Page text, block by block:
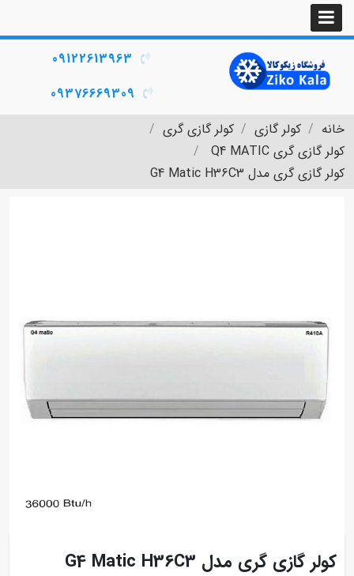
09122613963
09376669309
خانه
کولر گازی
کولر گازی گری
کولر گازی گری Q4 MATIC
کولر گازی گری مدل G4 Matic H36C3
کولر گازی گری مدل G4 Matic H36C3